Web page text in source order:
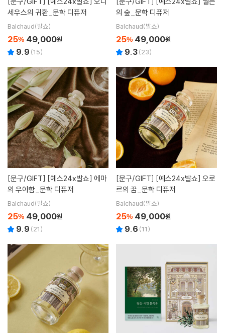
세우스의 귀환_문학 디퓨저
Balchaud(발쇼)
25% 49,000원
9.9 (15)
의 숲_문학 디퓨저
Balchaud(발쇼)
25% 49,000원
9.3(23)
[문구/GIFT]
의 우아함_문학 디퓨저
Balchaud(발쇼)
25% 49,000원
9.9 (21)
[문구/GIFT]
르의 꿈_문학 디퓨저
Balchaud(발쇼)
25% 49,000원
9.6 (11)